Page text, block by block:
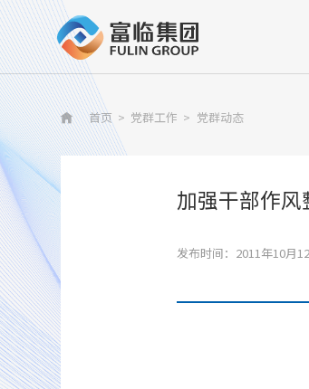
 首页 > 党群工作 > 党群动态
加强干部作
发布时间：2011年10月